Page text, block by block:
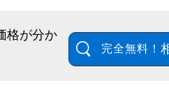
格が分か
完全無料！